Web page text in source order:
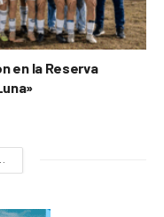
en la Reserva